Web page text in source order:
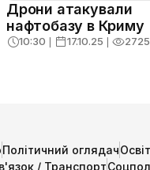
Дрони атакували
нафтобазу в Криму
10:30 ❘ 17.10.25 ❘ 2725
Політичний оглядач
/ Транспорт